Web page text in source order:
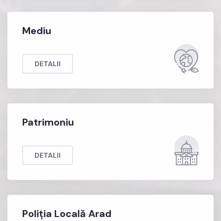
Mediu
DETALII
Patrimoniu
DETALII
Poliția Locală Arad